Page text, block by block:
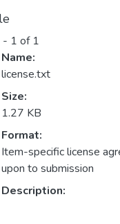
- 1 of 1
Name:
license.txt
Size:
1.27 KB
Format:
Item-specific license
upon to submission
Description: